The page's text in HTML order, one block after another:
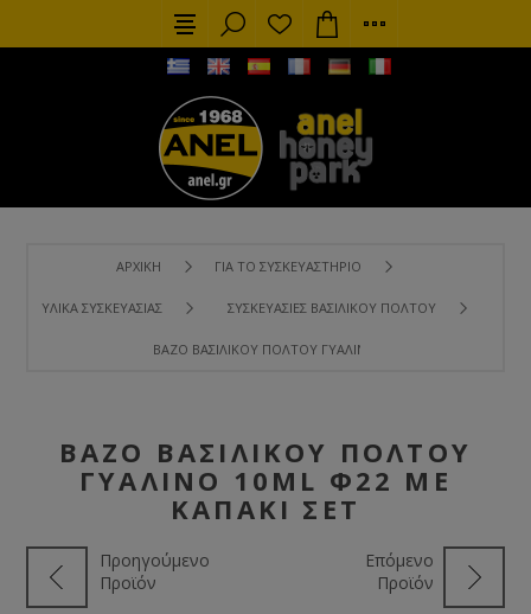
ΑΡΧΙΚΉ ΓΙΑ ΤΟ ΣΥΣΚΕΥΑΣΤΉΡΙΟ
ΥΛΙΚΆ ΣΥΣΚΕΥΑΣΊΑΣ ΣΥΣΚΕΥΑΣΊΕΣ ΒΑΣΙΛΙΚΟΎ ΠΟΛΤΟΎ
ΒΆΖΟ ΒΑΣΙΛΙΚΟΎ ΠΟΛΤΟΎ ΓΥΆΛΙΝΟ 10ML Φ22 ΜΕ ΚΑΠΆΚΙ
ΒΆΖΟ ΒΑΣΙΛΙΚΟΎ ΠΟΛΤΟΎ
ΓΥΆΛΙΝΟ 10ML Φ22 ΜΕ
ΚΑΠΆΚΙ ΣΕΤ
Προηγούμενο
Προϊόν
Επόμενο
Προϊόν